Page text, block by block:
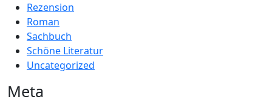
Rezension
Roman
Sachbuch
Schöne Literatur
Uncategorized
Meta